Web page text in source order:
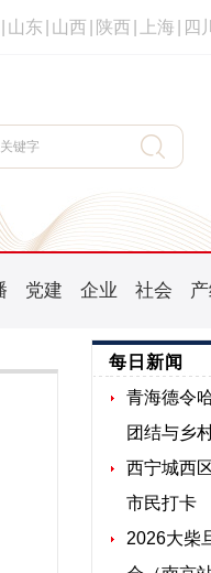
山东 山西 陕西 上海 四川
党建 企业 社会
每日新闻
青海德令
团结与乡
西宁城西
市民打卡
2026大柴